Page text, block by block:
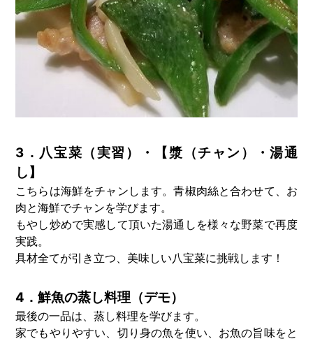
3．八宝菜（実習）・【漿（チャン）・湯通
し】
こちらは海鮮をチャンします。青椒肉絲と合わせて、お
肉と海鮮でチャンを学びます。
もやし炒めで実感して頂いた湯通しを様々な野菜で再度
実践。
具材全てが引き立つ、美味しい八宝菜に挑戦します！
4．鮮魚の蒸し料理（デモ）
最後の一品は、蒸し料理を学びます。
家でもやりやすい、切り身の魚を使い、お魚の旨味をと